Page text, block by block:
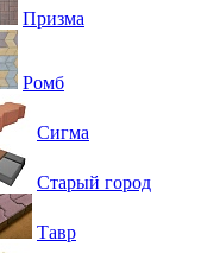
Призма
Ромб
Сигма
Старый город
Тавр